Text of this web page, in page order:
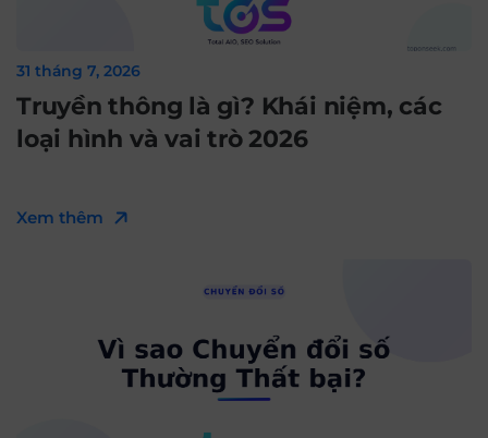
31 tháng 7, 2026
Truyền thông là gì? Khái niệm, các
loại hình và vai trò 2026
Xem thêm